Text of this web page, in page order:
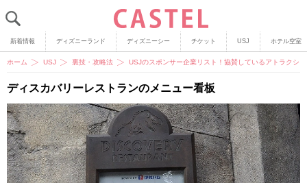
新着情報 ディズニーランド ディズニーシー チケット USJ ホテル空室
ホーム USJ 裏技・攻略法 USJのスポンサー企業リスト！協賛しているアトラクシ
ディスカバリーレストランのメニュー看板